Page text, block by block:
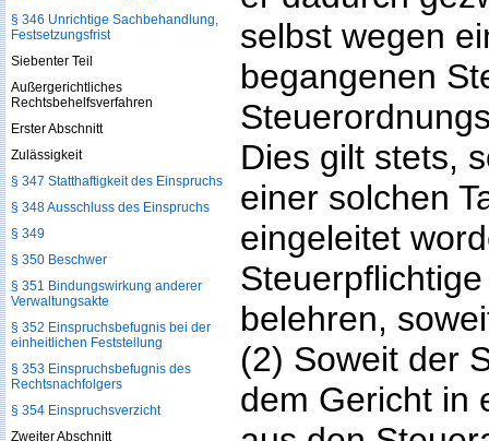
selbst wegen
begangenen
Dies gilt stets,
einer solchen
eingeleitet
belehren,
(2) Soweit der
dem Gericht in
§ 346 Unrichtige Sachbehandlung,
Festsetzungsfrist
Siebenter Teil
Außergerichtliches
Rechtsbehelfsverfahren
Erster Abschnitt
Zulässigkeit
§ 347 Statthaftigkeit des Einspruchs
§ 348 Ausschluss des Einspruchs
§ 349
§ 350 Beschwer
§ 351 Bindungswirkung anderer
Verwaltungsakte
§ 352 Einspruchsbefugnis bei der
einheitlichen Feststellung
§ 353 Einspruchsbefugnis des
Rechtsnachfolgers
§ 354 Einspruchsverzicht
Zweiter Abschnitt